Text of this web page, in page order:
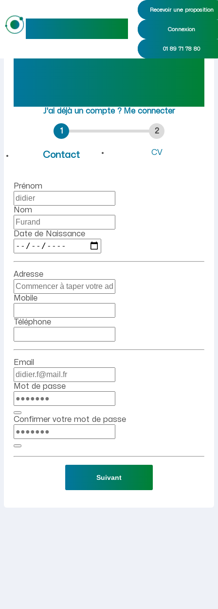
Recevoir une proposition
Connexion
01 89 71 78 80
Emploi à Coucy-le-
Rejoindre maideoà
J'ai déjà un compte ? Me connecter
1
Contact
2
CV
Prénom
Nom
Date de Naissance
Adresse
Mobile
Téléphone
Email
Mot de passe
Confirmer votre mot de passe
Suivant